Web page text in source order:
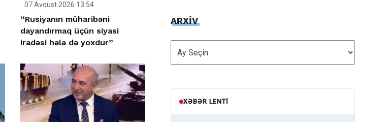
07 Avqust 2026 13:54
“Rusiyanın müharibəni
dayandırmaq üçün siyasi
iradəsi hələ də yoxdur”
ARXİV
ARXİV
XƏBƏR LENTI